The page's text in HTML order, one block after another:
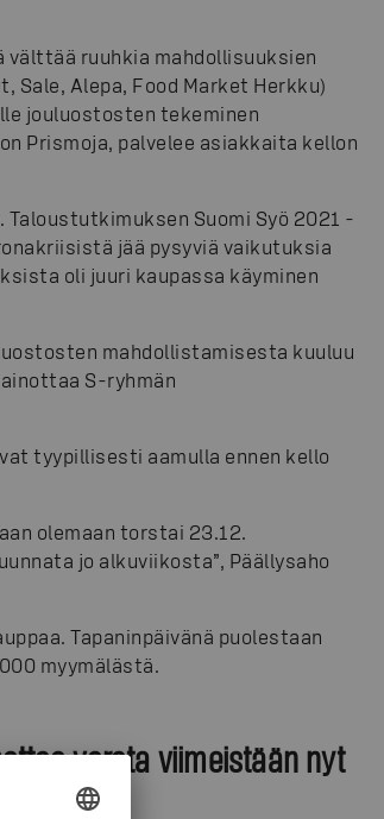
välttää ruuhkia mahdollisuuksien
Sale, Alepa, Food Market Herkku)
jouluostosten tekeminen
Prismoja, palvelee asiakkaita kellon
Suomi Syö 2021 -
jää pysyviä vaikutuksia
oli juuri kaupassa käyminen
mahdollistamisesta kuuluu
S-ryhmän
tyypillisesti aamulla ennen kello
olemaan torstai 23.12.
jo alkuviikosta”, Päällysaho
Tapaninpäivänä puolestaan
myymälästä.
varata viimeistään nyt